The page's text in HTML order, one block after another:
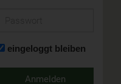
eingeloggt bleiben
Anmelden